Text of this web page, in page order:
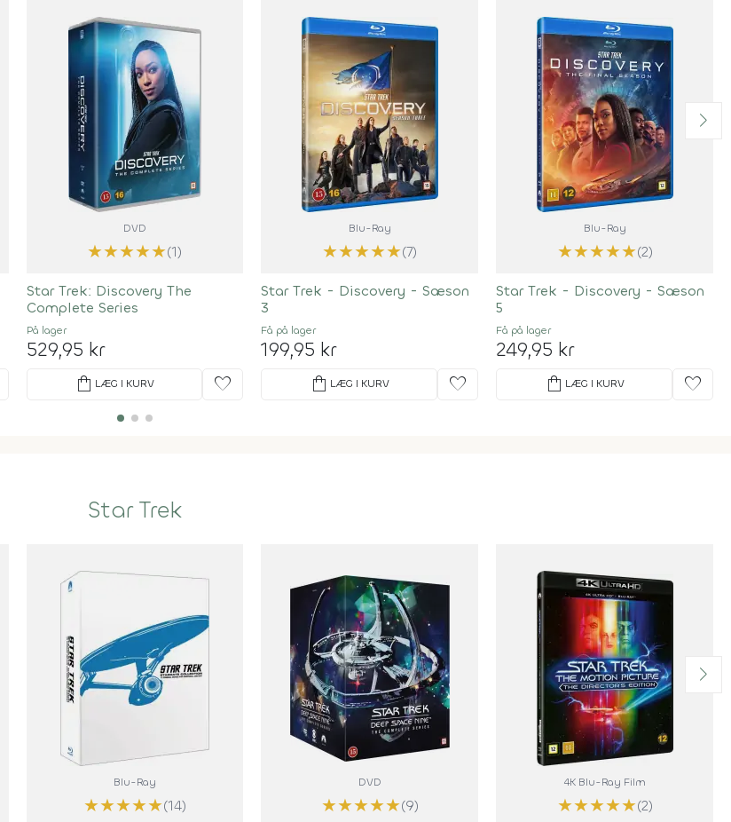
DVD
★★★★★(1)
Star Trek: Discovery The
Complete Series
På lager
529,95 kr
shopping_bag LÆG I KURV favorite
Blu-Ray
★★★★★(7)
Star Trek - Discovery - Sæson
3
Få på lager
199,95 kr
shopping_bag LÆG I KURV favorite
Blu-Ray
★★★★★(2)
Star Trek - Discovery - Sæson
5
Få på lager
249,95 kr
shopping_bag LÆG I KURV favorite
Star Trek
Blu-Ray
★★★★★(14)
DVD
★★★★★(9)
4K Blu-Ray Film
★★★★★(2)